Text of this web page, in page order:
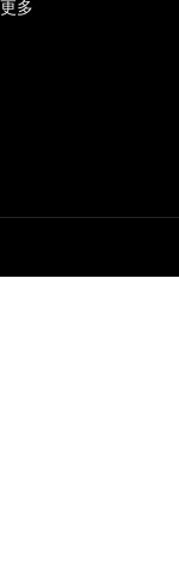
更多